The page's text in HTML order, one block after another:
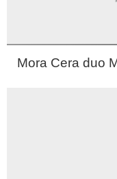
Mora Cera duo